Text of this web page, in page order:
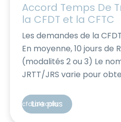
Accord Temps De
la CFDT et la CFTC
Les demandes de la
En moyenne, 10 jours de
(modalités 2 ou 3) Le
JRTT/JRS varie pour
Exemples : 2026 -> 10
2028 -> 9 jours, 2029 -> 10
cfdtakkodis
Lire plus